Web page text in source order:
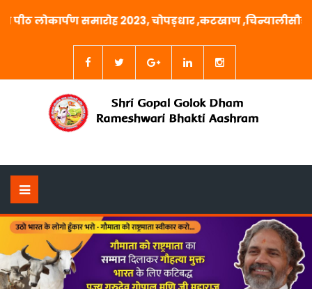
पीठ लोकार्पण समारोह 2023, चोपड़धार ,कटखाण ,चिन्यालीसौड़